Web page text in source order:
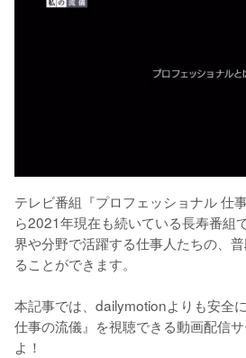
テレビ番組『プロフェッショナル 仕
ら2021年現在も続いている長寿番組
界や分野で活躍する仕事人たちの、
ることができます。
本記事では、dailymotionよりも安全
仕事の流儀』を視聴できる動画配信
よ！